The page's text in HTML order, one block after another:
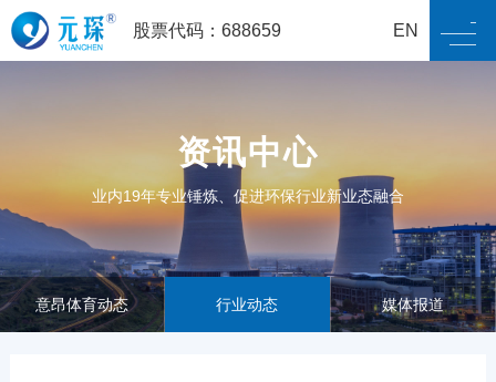
股票代码：688659 EN
资讯中心
业内19年专业锤炼、促进环保行业新业态融合
意昂体育动态 行业动态 媒体报道